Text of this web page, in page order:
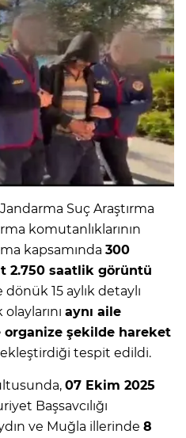
Suç Araştırma
komutanlıklarının
kapsamında 300
2.750 saatlik görüntü
15 aylık detaylı
aynı aile
şekilde hareket
tespit edildi.
07 Ekim 2025
Başsavcılığı
ve Muğla illerinde 8